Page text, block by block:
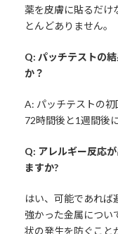
薬を皮膚に貼るだけ
とんどありません。
Q: パッチテストの
か？
A: パッチテストの
72時間後と1週間後
Q: アレルギー反応
ますか?
はい、可能であれば
強かった金属につい
状の発生を防ぐこと